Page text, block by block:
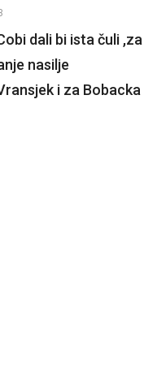
dali bi ista čuli
nasilje
i za